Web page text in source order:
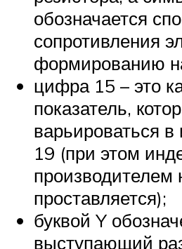
обозначается
сопротивления
формированию
цифра 15 – это
показатель,
варьироваться
19 (при этом
производителем
проставляется);
буквой Y
выступающий